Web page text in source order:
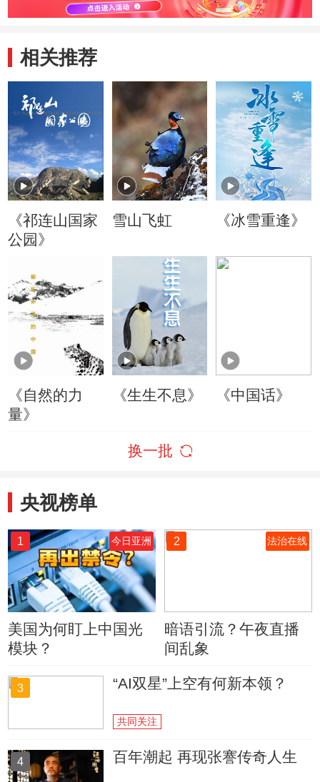
相关推荐
《祁连山国家
公园》
雪山飞虹 《冰雪重逢》
《自然的力
量》
《生生不息》 《中国话》
换一批
央视榜单
1 今日亚洲
美国为何盯上中国光
模块？
2 法治在线
暗语引流？午夜直播
间乱象
3 “AI双星”上空有何新本领？
共同关注
4 百年潮起 再现张謇传奇人生